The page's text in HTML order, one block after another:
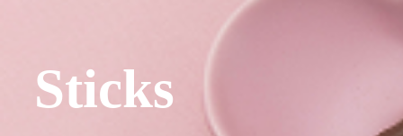
Sticks